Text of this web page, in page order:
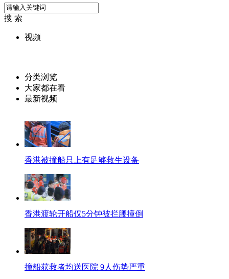
搜 索
视频
分类浏览
大家都在看
最新视频
香港被撞船只上有足够救生设备
香港渡轮开船仅5分钟被拦腰撞倒
撞船获救者均送医院 9人伤势严重